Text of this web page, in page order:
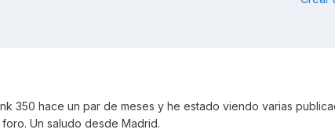
350 hace un par de meses y he estado viendo varias
Un saludo desde Madrid.